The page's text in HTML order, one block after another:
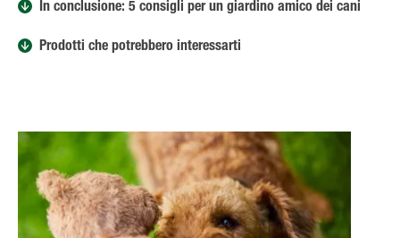
In conclusione: 5 consigli per un giardino amico dei cani
Prodotti che potrebbero interessarti